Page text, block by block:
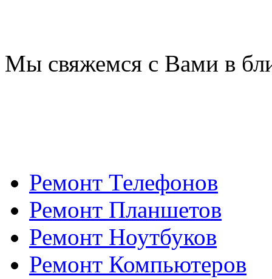
Мы свяжемся с Вами в
Ремонт Телефонов
Ремонт Планшетов
Ремонт Ноутбуков
Ремонт Компьютеров